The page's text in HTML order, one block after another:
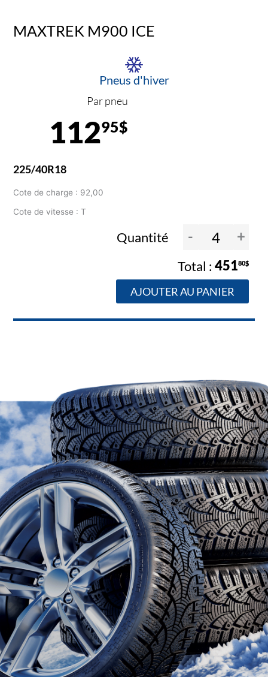
MAXTREK M900 ICE
Pneus d'hiver
Par pneu
11295$
225/40R18
Cote de charge : 92,00
Cote de vitesse : T
Quantité - +
45180$
AJOUTER AU PANIER